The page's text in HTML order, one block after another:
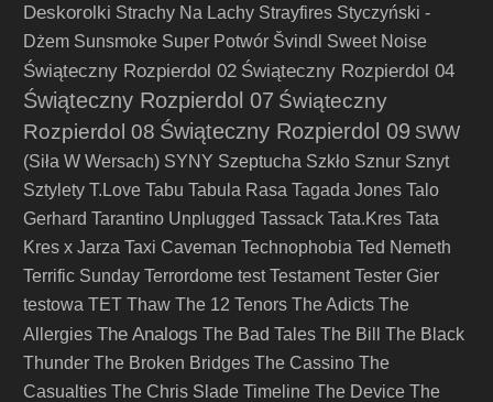
Deskorolki Strachy Na Lachy Strayfires Styczyński -
Dżem Sunsmoke Super Potwór Švindl Sweet Noise
Świąteczny Rozpierdol 02 Świąteczny Rozpierdol 04
Świąteczny Rozpierdol 07 Świąteczny
Rozpierdol 08 Świąteczny Rozpierdol 09 SWW
(Siła W Wersach) SYNY Szeptucha Szkło Sznur Sznyt
Sztylety T.Love Tabu Tabula Rasa Tagada Jones Talo
Gerhard Tarantino Unplugged Tassack Tata.Kres Tata
Kres x Jarza Taxi Caveman Technophobia Ted Nemeth
Terrific Sunday Terrordome test Testament Tester Gier
testowa TET Thaw The 12 Tenors The Adicts The
Allergies The Analogs The Bad Tales The Bill
The Black
Thunder The Broken Bridges The Cassino The
Casualties The Chris Slade Timeline The Device The